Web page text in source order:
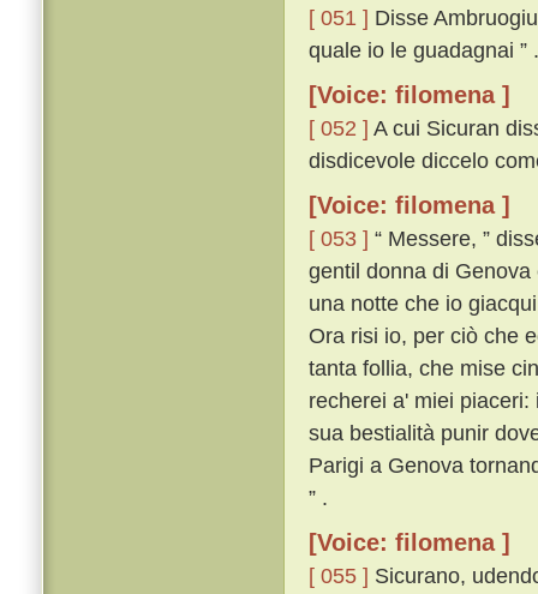
[ 051 ] Disse
quale io le guadagnai ” .
[Voice: filomena ]
[ 052 ] A cui Sicuran
disdicevole diccelo
[Voice: filomena ]
[ 053 ] “ Messere, ”
gentil donna di
una notte che io
Ora risi io, per ciò che
tanta follia, che mise
recherei a' miei
sua bestialità punir
Parigi a Genova
” .
[Voice: filomena ]
[ 055 ] Sicurano,